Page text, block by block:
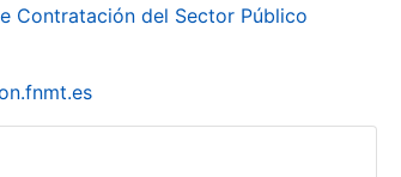
Contratación del Sector Público